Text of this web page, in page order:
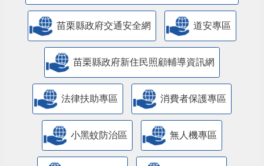
苗栗縣政府交通安全網 道安專區
苗栗縣政府新住民照顧輔導資訊網
法律扶助專區 消費者保護專區
小黑蚊防治區 無人機專區